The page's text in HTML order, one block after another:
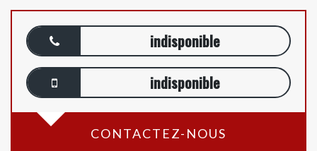
indisponible
indisponible
CONTACTEZ-NOUS